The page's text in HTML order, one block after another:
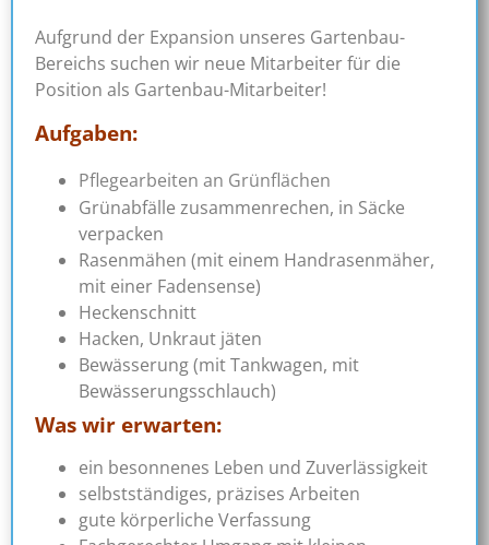
Aufgrund der Expansion unseres Gartenbau-
Bereichs suchen wir neue Mitarbeiter für die
Position als Gartenbau-Mitarbeiter!
Aufgaben:
Pflegearbeiten an Grünflächen
Grünabfälle zusammenrechen, in Säcke
verpacken
Rasenmähen (mit einem Handrasenmäher,
mit einer Fadensense)
Heckenschnitt
Hacken, Unkraut jäten
Bewässerung (mit Tankwagen, mit
Bewässerungsschlauch)
Was wir erwarten:
ein besonnenes Leben und Zuverlässigkeit
selbstständiges, präzises Arbeiten
gute körperliche Verfassung